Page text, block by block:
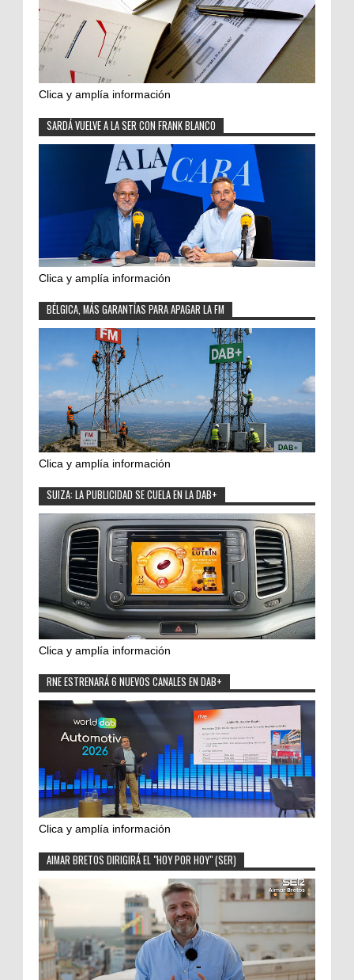
Clica y amplía información
SARDÁ VUELVE A LA SER CON FRANK BLANCO
Clica y amplía información
BÉLGICA, MÁS GARANTÍAS PARA APAGAR LA FM
Clica y amplía información
SUIZA: LA PUBLICIDAD SE CUELA EN LA DAB+
Clica y amplía información
RNE ESTRENARÁ 6 NUEVOS CANALES EN DAB+
Clica y amplía información
AIMAR BRETOS DIRIGIRÁ EL "HOY POR HOY" (SER)